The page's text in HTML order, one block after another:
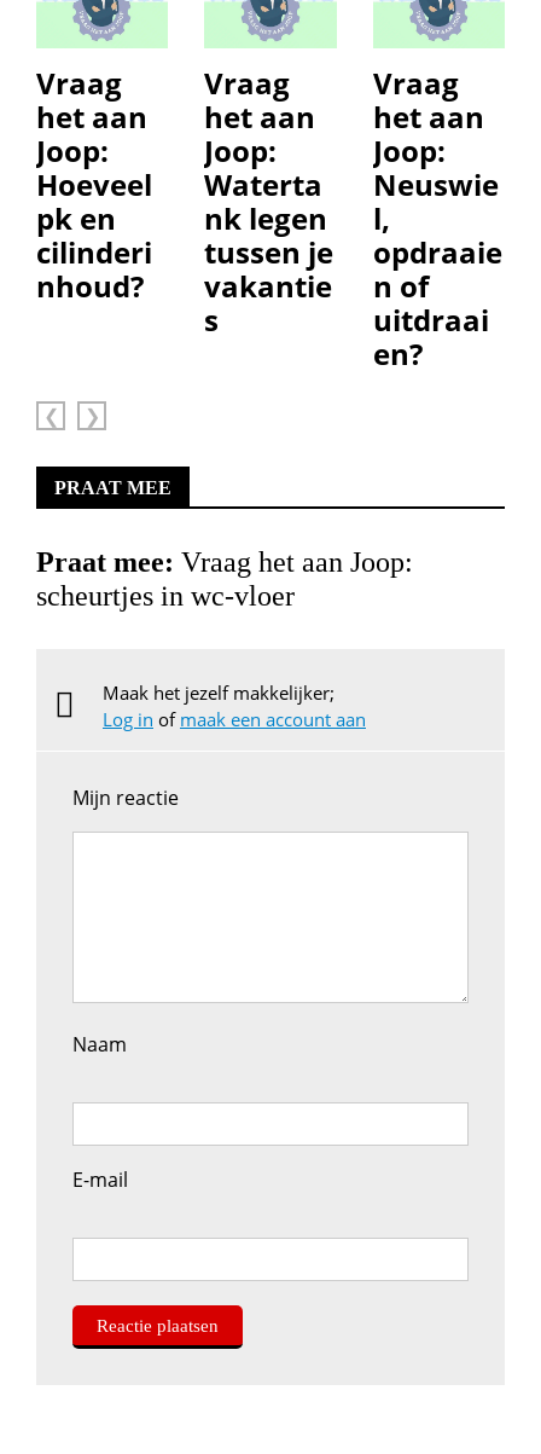
Vraag
het aan
Joop:
Hoeveel
pk en
cilinderi
nhoud?
Vraag
het aan
Joop:
Waterta
nk legen
tussen je
vakantie
s
Vraag
het aan
Joop:
Neuswie
l,
opdraaie
n of
uitdraai
en?
PRAAT MEE
Praat mee: Vraag het aan Joop:
scheurtjes in wc-vloer
Maak het jezelf makkelijker;
Log in of maak een account aan
Mijn reactie
Naam
E-mail